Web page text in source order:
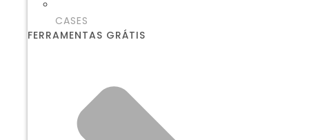
CASES
FERRAMENTAS GRÁTIS